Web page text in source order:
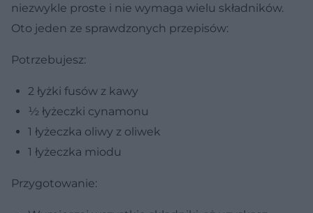
niezwykle proste i nie wymaga wielu składników.
Oto jeden ze sprawdzonych przepisów:
Potrzebujesz:
2 łyżki fusów z kawy
½ łyżeczki cynamonu
1 łyżeczka oliwy z oliwek
1 łyżeczka miodu
Przygotowanie: